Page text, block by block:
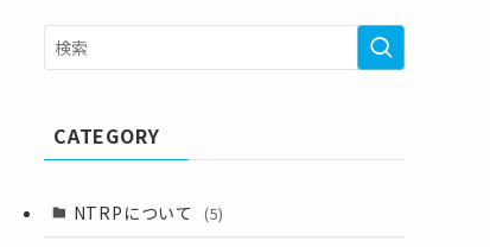
CATEGORY
NTRPについて (5)